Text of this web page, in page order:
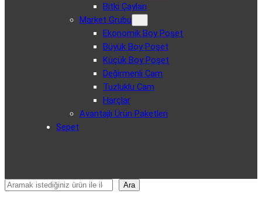
Bitki Çayları
Market Grubu
Ekonomik Boy Poşet
Büyük Boy Poşet
Küçük Boy Poşet
Değirmenli Cam
Tuzluklu Cam
Harçlar
Avantajlı Ürün Paketleri
Sepet
Ara Ara